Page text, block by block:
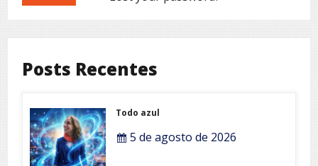
Posts Recentes
Todo azul
5 de agosto de 2026